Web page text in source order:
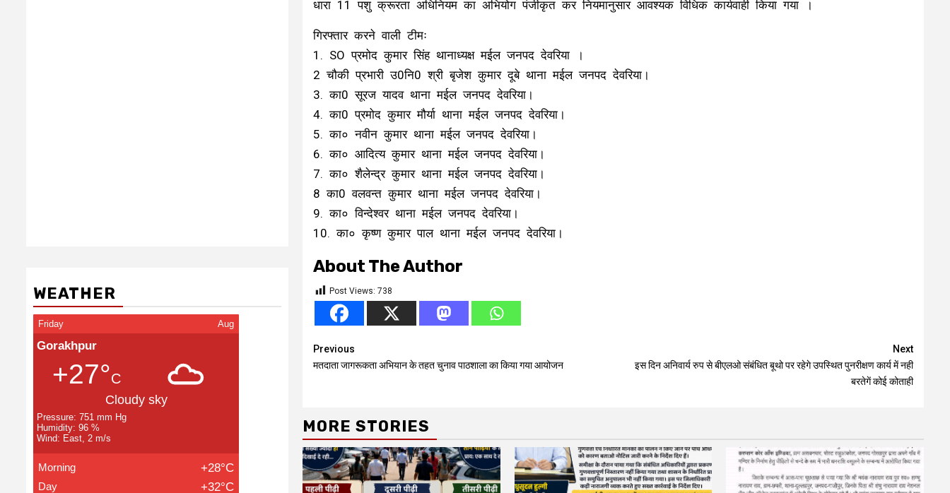
धारा 11 पशु क्रूरता अधिनियम का अभियोग पंजीकृत कर नियमानुसार आवश्यक विधिक कार्यवाही किया गया ।
गिरफ्तार करने वाली टीमः
1. SO प्रमोद कुमार सिंह थानाध्यक्ष मईल जनपद देवरिया ।
2 चौकी प्रभारी उ0नि0 श्री बृजेश कुमार दूबे थाना मईल जनपद देवरिया।
3. का0 सूरज यादव थाना मईल जनपद देवरिया।
4. का0 प्रमोद कुमार मौर्या थाना मईल जनपद देवरिया।
5. का० नवीन कुमार थाना मईल जनपद देवरिया।
6. का० आदित्य कुमार थाना मईल जनपद देवरिया।
7. का० शैलेन्द्र कुमार थाना मईल जनपद देवरिया।
8 का0 वलवन्त कुमार थाना मईल जनपद देवरिया।
9. का० विन्देश्वर थाना मईल जनपद देवरिया।
10. का० कृष्ण कुमार पाल थाना मईल जनपद देवरिया।
About The Author
Post Views: 738
Continue
Reading
Previous
मतदाता जागरूकता अभियान के तहत चुनाव पाठशाला का किया गया आयोजन
Next
इस दिन अनिवार्य रुप से बीएलओ संबंधित बूथो पर रहेगे उपस्थित पुनरीक्षण कार्य में नही
बरतेगें कोई कोताही
MORE STORIES
WEATHER
Friday Aug
Gorakhpur
+27°C
Cloudy sky
Pressure: 751 mm Hg
Humidity: 96 %
Wind: East, 2 m/s
Morning +28°C
Day +32°C